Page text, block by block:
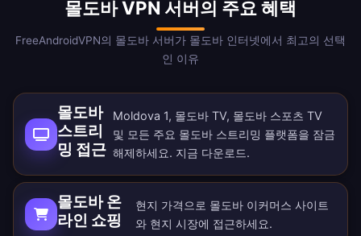
몰도바 VPN 서버의 주요 혜택
FreeAndroidVPN의 몰도바 서버가 몰도바 인터넷에서 최고의 선택
인 이유
몰도바
스트리
밍 접근
Moldova 1, 몰도바 TV, 몰도바 스포츠 TV
및 모든 주요 몰도바 스트리밍 플랫폼을 잠금
해제하세요. 지금 다운로드.
몰도바 온
라인 쇼핑
현지 가격으로 몰도바 이커머스 사이트
와 현지 시장에 접근하세요.